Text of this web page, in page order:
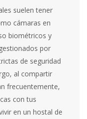
suelen tener
cámaras en
biométricos y
por
de seguridad
al compartir
frecuentemente,
con tus
en un hostal de